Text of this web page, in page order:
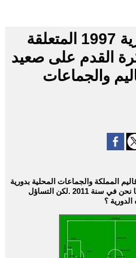
أين وصلت دورية 1997 المتعلقة
القدم على صعيد
والجماعات
المملكة والجماعات المحلية بدورية
تحمل رقم 22 سنة 1997 وها نحن في سنة 2011 .لكن التساؤل
؟